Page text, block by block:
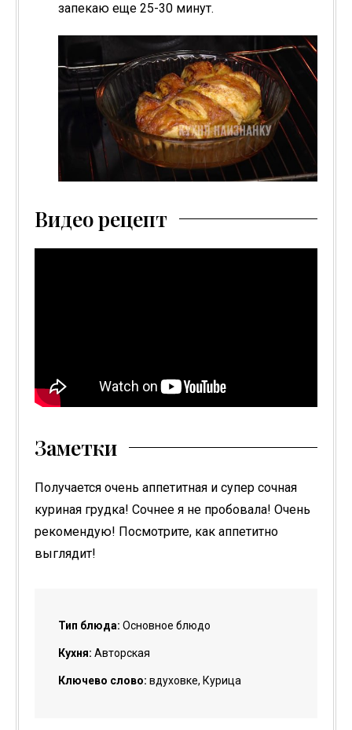
запекаю еще 25-30 минут.
Видео рецепт
Заметки
Получается очень аппетитная и супер сочная
куриная грудка! Сочнее я не пробовала! Очень
рекомендую! Посмотрите, как аппетитно
выглядит!
Тип блюда: Основное блюдо
Кухня: Авторская
Ключево слово: вдуховке, Курица